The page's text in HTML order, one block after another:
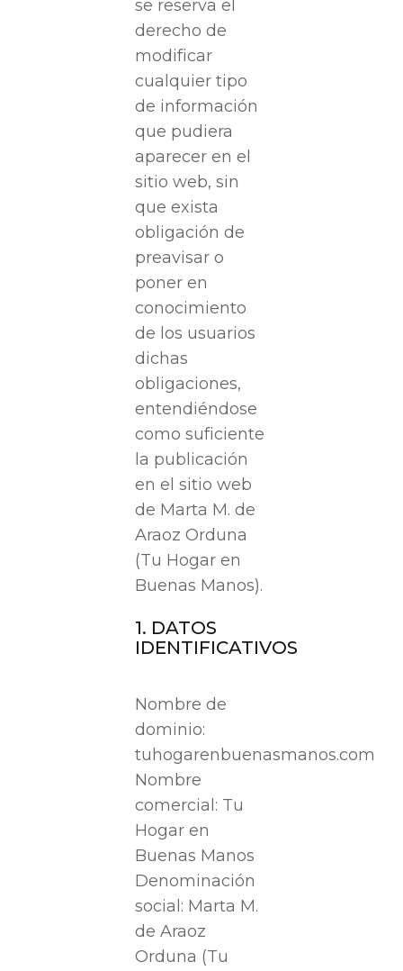
se reserva el
derecho de
modificar
cualquier tipo
de información
que pudiera
aparecer en el
sitio web, sin
que exista
obligación de
preavisar o
poner en
conocimiento
de los usuarios
dichas
obligaciones,
entendiéndose
como suficiente
la publicación
en el sitio web
de Marta M. de
Araoz Orduna
(Tu Hogar en
Buenas Manos).
1. DATOS
IDENTIFICATIVOS
Nombre de
dominio:
tuhogarenbuenasmanos.com
Nombre
comercial: Tu
Hogar en
Buenas Manos
Denominación
social: Marta M.
de Araoz
Orduna (Tu